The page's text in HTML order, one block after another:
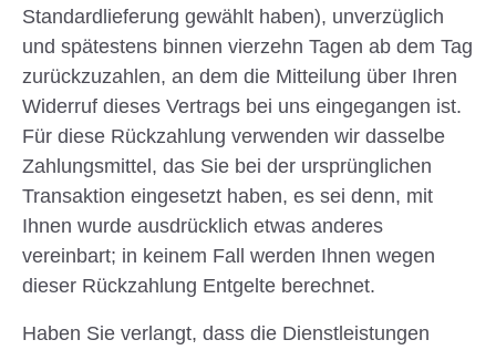
Standardlieferung gewählt haben), unverzüglich
und spätestens binnen vierzehn Tagen ab dem Tag
zurückzuzahlen, an dem die Mitteilung über Ihren
Widerruf dieses Vertrags bei uns eingegangen ist.
Für diese Rückzahlung verwenden wir dasselbe
Zahlungsmittel, das Sie bei der ursprünglichen
Transaktion eingesetzt haben, es sei denn, mit
Ihnen wurde ausdrücklich etwas anderes
vereinbart; in keinem Fall werden Ihnen wegen
dieser Rückzahlung Entgelte berechnet.
Haben Sie verlangt, dass die Dienstleistungen